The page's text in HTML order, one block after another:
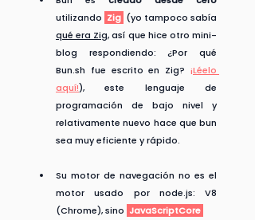
utilizando Zig
qué era Zig, así que hice otro mini-
blog respondiendo: ¿Por qué
Bun.sh fue escrito en Zig? ¡Léelo
aquí!), este lenguaje de
programación de bajo nivel y
relativamente nuevo hace que bun
sea muy eficiente y rápido.
Su motor de navegación no es el
motor usado por node.js: V8
(Chrome), sino JavaScriptCore